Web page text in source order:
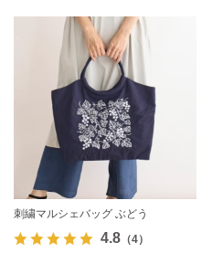
刺繍マルシェバッグ ぶどう
4.8（4）